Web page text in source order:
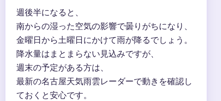
週後半になると、
南からの湿った空気の影響で曇りがちになり、
金曜日から土曜日にかけて雨が降るでしょう。
降水量はまとまらない見込みですが、
週末の予定がある方は、
最新の名古屋天気雨雲レーダーで動きを確認し
ておくと安心です。